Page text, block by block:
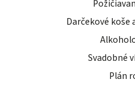
Darčekové koše
Svadobné
Plán